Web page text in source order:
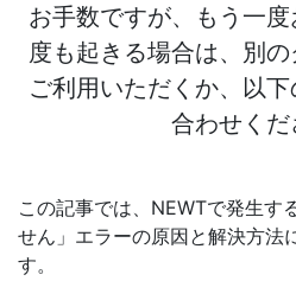
お手数ですが、もう一
度も起きる場合は、別
ご利用いただくか、以
合わせくだ
この記事では、NEWTで発生す
せん」エラーの原因と解決方法
す。